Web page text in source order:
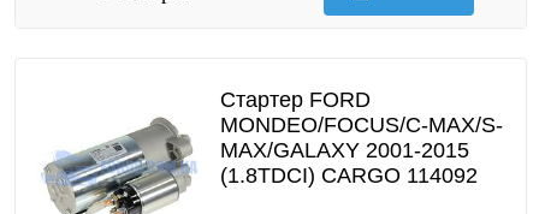
Стартер FORD
MONDEO/FOCUS/C-MAX/S-
MAX/GALAXY 2001-2015
(1.8TDCI) CARGO 114092